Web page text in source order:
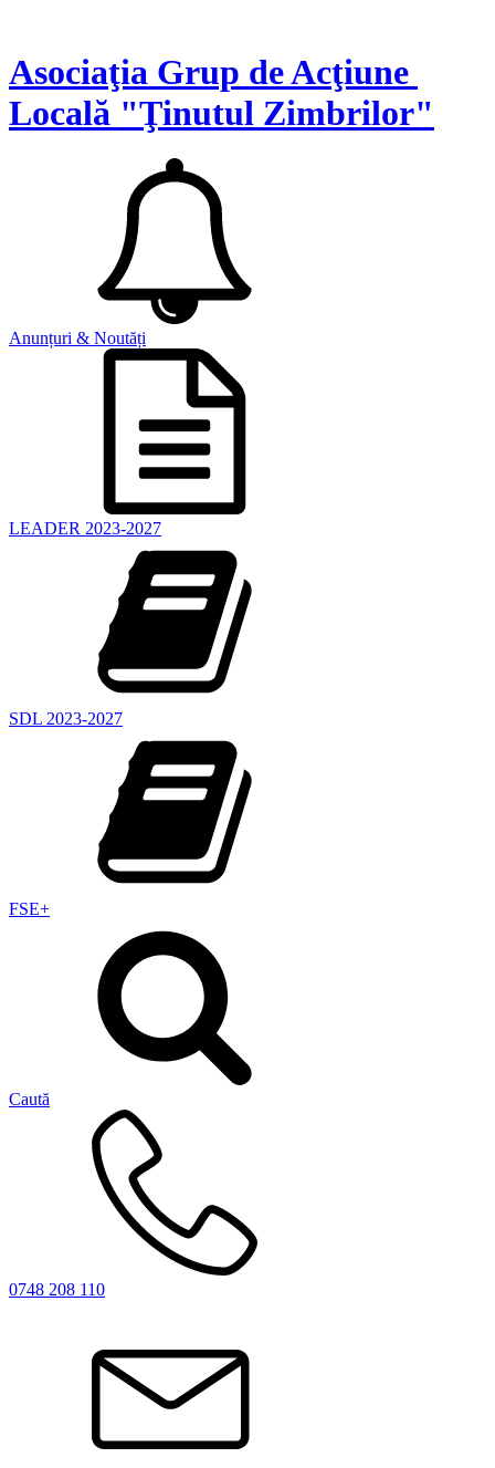
Asociaţia Grup de Acţiune
Locală "Ţinutul Zimbrilor"
Anunțuri & Noutăți
LEADER 2023-2027
SDL 2023-2027
FSE+
Caută
0748 208 110